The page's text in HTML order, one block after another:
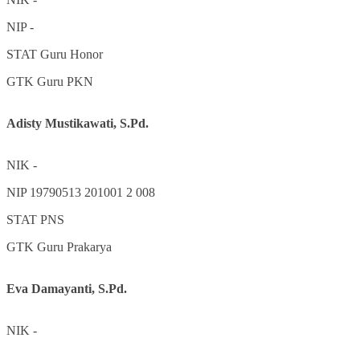
NIP-
STAT Guru Honor
GTK Guru PKN
Adisty Mustikawati, S.Pd.
NIK -
NIP 19790513 201001 2 008
STAT PNS
GTK Guru Prakarya
Eva Damayanti, S.Pd.
NIK -